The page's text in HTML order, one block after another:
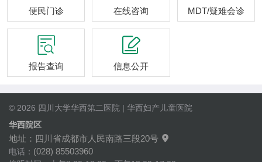
便民门诊 在线咨询 MDT/疑难会诊

报告查询

信息公开
© 2026 四川大学华西第二医院 | 华西妇产儿童医院
华西院区
地址：四川省成都市人民南路三段20号 
电话： (028) 85503960